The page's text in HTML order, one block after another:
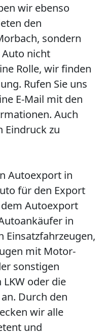
wir ebenso
den
sondern
nicht
Rolle, wir finden
Rufen Sie uns
E-Mail mit den
Auch
Eindruck zu
Autoexport in
für den Export
Autoexport
in
Einsatzfahrzeugen,
mit Motor-
sonstigen
oder die
Durch den
wir alle
und